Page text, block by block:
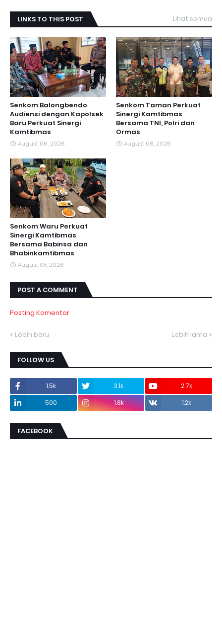
LINKS TO THIS POST Lihat semua
Senkom Balongbendo
Audiensi dengan Kapolsek
Baru Perkuat Sinergi
Kamtibmas
August 06, 2026
Senkom Taman Perkuat
Sinergi Kamtibmas
Bersama TNI, Polri dan
Ormas
August 06, 2026
Senkom Waru Perkuat
Sinergi Kamtibmas
Bersama Babinsa dan
Bhabinkamtibmas
August 05, 2026
POST A COMMENT
Posting Komentar
Lebih baru Lebih lama
FOLLOW US
1.5k 3.1k
2.7k
500
1.8k 1.2k
FACEBOOK